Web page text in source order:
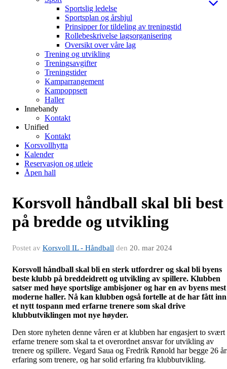
Sportslig ledelse
Sportsplan og årshjul
Prinsipper for tildeling av treningstid
Rollebeskrivelse lagsorganisering
Oversikt over våre lag
Trening og utvikling
Treningsavgifter
Treningstider
Kamparrangement
Kampoppsett
Haller
Innebandy
Kontakt
Unified
Kontakt
Korsvollhytta
Kalender
Reservasjon og utleie
Åpen hall
Korsvoll håndball skal bli best
på bredde og utvikling
Postet av Korsvoll IL - Håndball den 20. mar 2024
Korsvoll håndball skal bli en sterk utfordrer og skal bli byens
beste klubb på breddeidrett og utvikling av spillere. Klubben
satser med høye sportslige ambisjoner og har en av byens mest
moderne haller. Nå kan klubben også fortelle at de har fått inn
et nytt tospann med erfarne trenere som skal drive
klubbutviklingen mot nye høyder.
Den store nyheten denne våren er at klubben har engasjert to svært
erfarne trenere som skal ta et overordnet ansvar for utvikling av
trenere og spillere. Vegard Saua og Fredrik Rønold har begge 26
erfaring som trenere, og har solid erfaring fra klubbutvikling.